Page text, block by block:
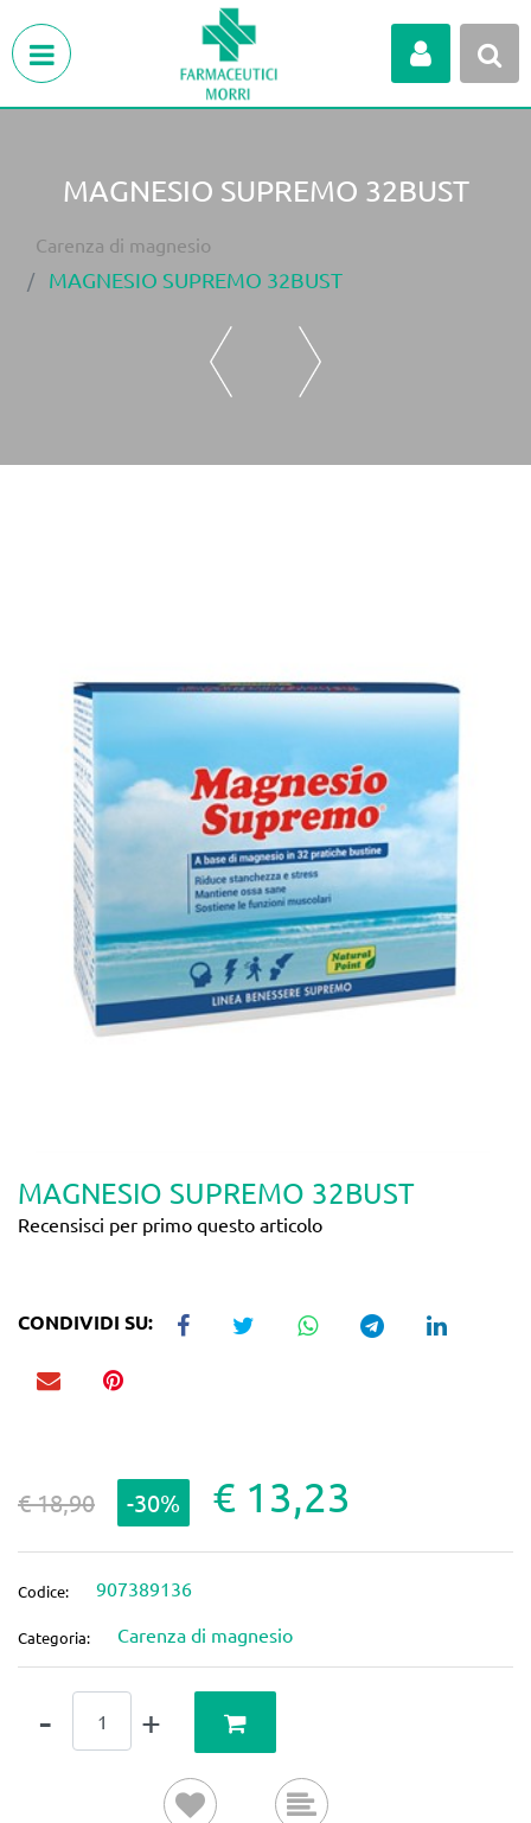
MAGNESIO SUPREMO 32BUST
Carenza di magnesio
MAGNESIO SUPREMO 32BUST
MAGNESIO SUPREMO 32BUST
Recensisci per primo questo articolo
CONDIVIDI SU:
€ 18,90 -30% € 13,23
Codice: 907389136
Categoria: Carenza di magnesio